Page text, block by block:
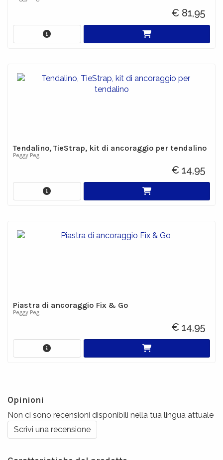
€ 81,95
Tendalino, TieStrap, kit di ancoraggio per tendalino
Peggy Peg
€ 14,95
Piastra di ancoraggio Fix & Go
Peggy Peg
€ 14,95
Opinioni
Non ci sono recensioni disponibili nella tua lingua attuale
Scrivi una recensione